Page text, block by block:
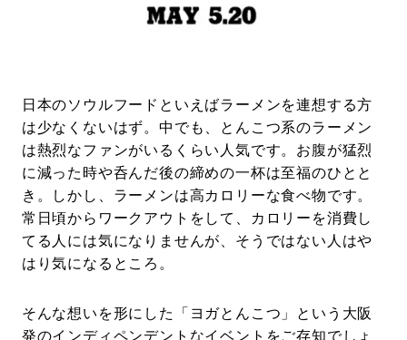
日本のソウルフードといえばラーメンを連想する方
は少なくないはず。中でも、とんこつ系のラーメン
は熱烈なファンがいるくらい人気です。お腹が猛烈
に減った時や呑んだ後の締めの一杯は至福のひとと
き。しかし、ラーメンは高カロリーな食べ物です。
常日頃からワークアウトをして、カロリーを消費し
てる人には気になりませんが、そうではない人はや
はり気になるところ。
そんな想いを形にした「ヨガとんこつ」という大阪
発のインディペンデントなイベントをご存知でしょ